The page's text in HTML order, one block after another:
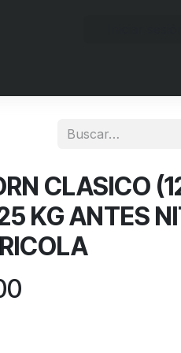
CLASICO
KG ANTES